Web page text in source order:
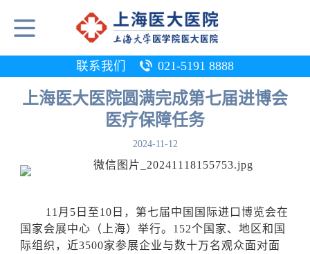
联系我们 021-5191 8888
上海医大医院圆满完成第七届进博会
医疗保障任务
2024-11-12
11月5日至10日，第七届中国国际进口博览会在
国家会展中心（上海）举行。152个国家、地区和国
际组织，近3500家参展企业与数十万名观众面对面